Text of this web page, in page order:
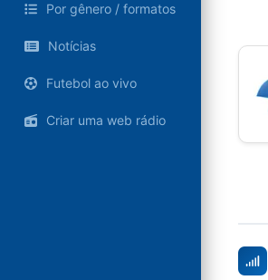
Por gênero / formatos
Notícias
Futebol ao vivo
Criar uma web rádio